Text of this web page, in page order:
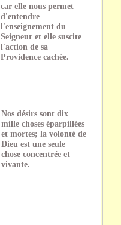
car elle nous permet
d'entendre
l'enseignement du
Seigneur et elle suscite
l'action de sa
Providence cachée.
Nos désirs sont dix
mille choses éparpillées
et mortes; la volonté de
Dieu est une seule
chose concentrée et
vivante.